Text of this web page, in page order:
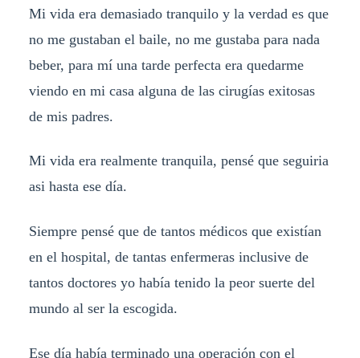
Mi vida era demasiado tranquilo y la verdad es que
no me gustaban el baile, no me gustaba para nada
beber, para mí una tarde perfecta era quedarme
viendo en mi casa alguna de las cirugías exitosas
de mis padres.
Mi vida era realmente tranquila, pensé que seguiria
asi hasta ese día.
Siempre pensé que de tantos médicos que existían
en el hospital, de tantas enfermeras inclusive de
tantos doctores yo había tenido la peor suerte del
mundo al ser la escogida.
Ese día había terminado una operación con el